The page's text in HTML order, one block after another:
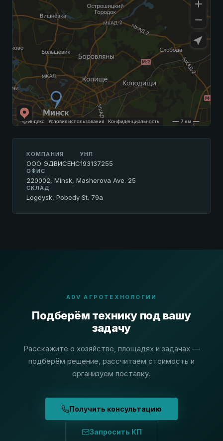
КОМПАНИЯ
ООО ЭДВИСЕНС
УНП
193137255
ОФИС
220002, Minsk, Masherova Ave. 25
СКЛАД
Logoysk, Pobedy St. 79a
ADV АГРОТЕХНОЛОГИИ
Подберём технику под вашу
задачу
Расскажите о хозяйстве, площадях и задачах —
подберём решение, рассчитаем стоимость и
организуем поставку.
Получить консультацию
Запросить КП